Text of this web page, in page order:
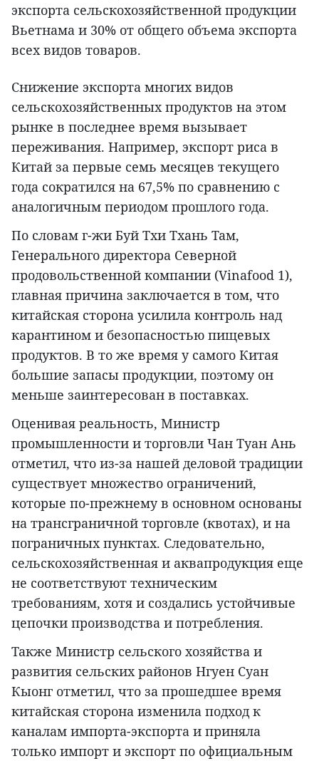
экспорта сельскохозяйственной продукции
Вьетнама и 30% от общего объема экспорта
всех видов товаров.
Снижение экспорта многих видов
сельскохозяйственных продуктов на этом
рынке в последнее время вызывает
переживания. Например, экспорт риса в
Китай за первые семь месяцев текущего
года сократился на 67,5% по сравнению с
аналогичным периодом прошлого года.
По словам г-жи Буй Тхи Тхань Там,
Генерального директора Северной
продовольственной компании (Vinafood 1),
главная причина заключается в том, что
китайская сторона усилила контроль над
карантином и безопасностью пищевых
продуктов. В то же время у самого Китая
большие запасы продукции, поэтому он
меньше заинтересован в поставках.
Оценивая реальность, Министр
промышленности и торговли Чан Туан Ань
отметил, что из-за нашей деловой традиции
существует множество ограничений,
которые по-прежнему в основном основаны
на трансграничной торговле (квотах), и на
пограничных пунктах. Следовательно,
сельскохозяйственная и аквапродукция еще
не соответствуют техническим
требованиям, хотя и создались устойчивые
цепочки производства и потребления.
Также Министр сельского хозяйства и
развития сельских районов Нгуен Суан
Кыонг отметил, что за прошедшее время
китайская сторона изменила подход к
каналам импорта-экспорта и приняла
только импорт и экспорт по официальным